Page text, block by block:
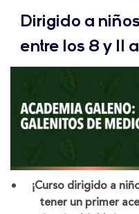
Dirigido a
entre los 8 y 11
¡Curso dirigido a
tener un primer